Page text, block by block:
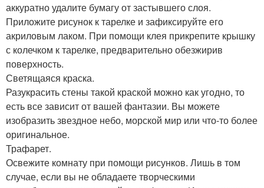
аккуратно удалите бумагу от застывшего слоя.
Приложите рисунок к тарелке и зафиксируйте его
акриловым лаком. При помощи клея прикрепите крышку
с колечком к тарелке, предварительно обезжирив
поверхность.
Светящаяся краска.
Разукрасить стены такой краской можно как угодно, то
есть все зависит от вашей фантазии. Вы можете
изобразить звездное небо, морской мир или что-то более
оригинальное.
Трафарет.
Освежите комнату при помощи рисунков. Лишь в том
случае, если вы не обладаете творческими